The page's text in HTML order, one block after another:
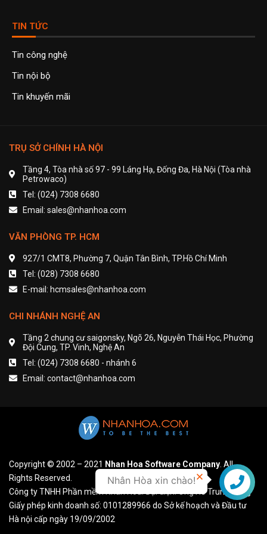
TIN TỨC
Tin công nghệ
Tin nội bộ
Tin khuyến mãi
TRỤ SỞ CHÍNH HÀ NỘI
Tầng 4, Tòa nhà số 97 - 99 Láng Hạ, Đống Đa, Hà Nội (Tòa nhà
Petrowaco)
Tel: (024) 7308 6680
Email: sales@nhanhoa.com
VĂN PHÒNG TP. HCM
927/1 CMT8, Phường 7, Quận Tân Bình, TP.Hồ Chí Minh
Tel: (028) 7308 6680
E-mail: hcmsales@nhanhoa.com
CHI NHÁNH NGHỆ AN
Tầng 2 chung cư saigonsky, Ngõ 26, Nguyễn Thái Học, Phường
Đội Cung, TP. Vinh, Nghệ An
Tel: (024) 7308 6680 - nhánh 6
Email: contact@nhanhoa.com
Copyright © 2002 – 2021 Nhan Hoa Software Company. All
Rights Reserved.
Công ty TNHH Phần mềm Nhân Hòa. Đại diện: Ông Hồ Trung Dũng
Giấy phép kinh doanh số: 0101289966 do Sở kế hoạch và Đầu tư
Hà nội cấp ngày 19/09/2002
Liên hệ
Nhân Hòa xin chào!